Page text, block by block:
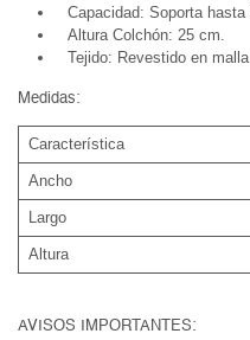
Capacidad: Soporta
Altura Colchón: 25 cm.
Tejido: Revestido en
Medidas:
Característica
Ancho
Largo
Altura
AVISOS IMPORTANTES: